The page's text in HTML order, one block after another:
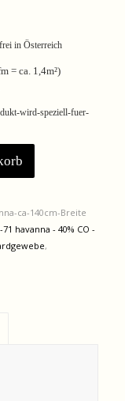
in Österreich
= ca. 1,4m²)
wird-speziell-fuer-
ca-140cm-Breite
havanna - 40% CO -
,